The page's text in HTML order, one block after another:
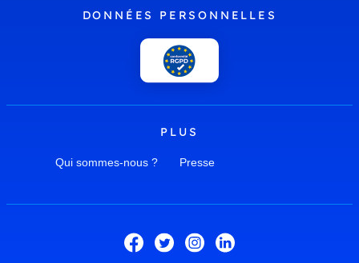
DONNÉES PERSONNELLES
PLUS
Qui sommes-nous ? Presse